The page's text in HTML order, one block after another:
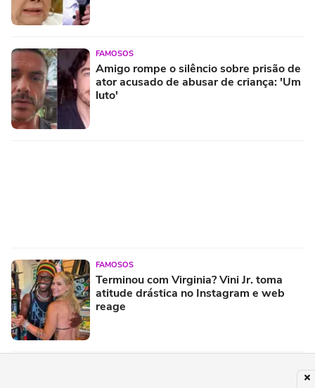
FAMOSOS
Amigo rompe o silêncio sobre prisão de
ator acusado de abusar de criança: 'Um
luto'
FAMOSOS
Terminou com Virginia? Vini Jr. toma
atitude drástica no Instagram e web
reage